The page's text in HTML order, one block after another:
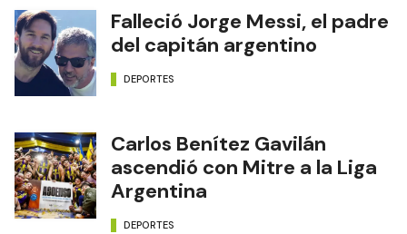
Falleció Jorge Messi, el padre
del capitán argentino
DEPORTES
Carlos Benítez Gavilán
ascendió con Mitre a la Liga
Argentina
DEPORTES